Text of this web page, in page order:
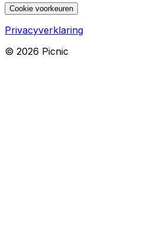
Cookie voorkeuren
Privacyverklaring
© 2026 Picnic